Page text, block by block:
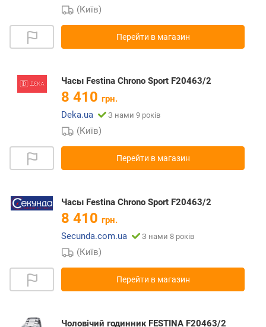
(Київ)
Перейти в магазин
Часы Festina Chrono Sport F20463/2
8 410 грн.
Deka.ua
З нами 9 років
(Київ)
Перейти в магазин
Часы Festina Chrono Sport F20463/2
8 410 грн.
Secunda.com.ua
З нами 8 років
(Київ)
Перейти в магазин
Чоловічий годинник FESTINA F20463/2